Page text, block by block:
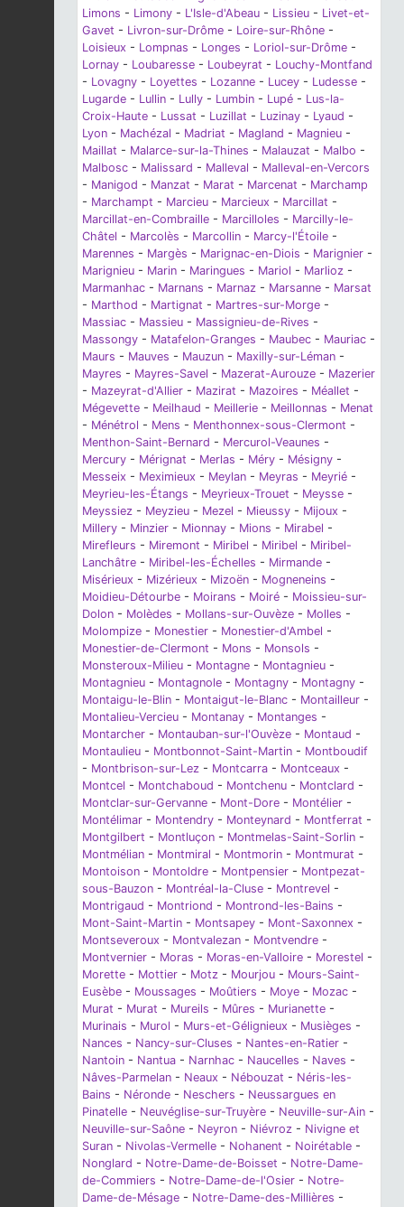
Limons - Limony - L'Isle-d'Abeau - Lissieu - Livet-et-
Gavet - Livron-sur-Drôme - Loire-sur-Rhône -
Loisieux - Lompnas - Longes - Loriol-sur-Drôme -
Lornay - Loubaresse - Loubeyrat - Louchy-Montfand
- Lovagny - Loyettes - Lozanne - Lucey - Ludesse -
Lugarde - Lullin - Lully - Lumbin - Lupé - Lus-la-
Croix-Haute - Lussat - Luzillat - Luzinay - Lyaud -
Lyon - Machézal - Madriat - Magland - Magnieu -
Maillat - Malarce-sur-la-Thines - Malauzat - Malbo -
Malbosc - Malissard - Malleval - Malleval-en-Vercors
- Manigod - Manzat - Marat - Marcenat - Marchamp
- Marchampt - Marcieu - Marcieux - Marcillat -
Marcillat-en-Combraille - Marcilloles - Marcilly-le-
Châtel - Marcolès - Marcollin - Marcy-l'Étoile -
Marennes - Margès - Marignac-en-Diois - Marignier -
Marignieu - Marin - Maringues - Mariol - Marlioz -
Marmanhac - Marnans - Marnaz - Marsanne - Marsat
- Marthod - Martignat - Martres-sur-Morge -
Massiac - Massieu - Massignieu-de-Rives -
Massongy - Matafelon-Granges - Maubec - Mauriac -
Maurs - Mauves - Mauzun - Maxilly-sur-Léman -
Mayres - Mayres-Savel - Mazerat-Aurouze - Mazerier
- Mazeyrat-d'Allier - Mazirat - Mazoires - Méallet -
Mégevette - Meilhaud - Meillerie - Meillonnas - Menat
- Ménétrol - Mens - Menthonnex-sous-Clermont -
Menthon-Saint-Bernard - Mercurol-Veaunes -
Mercury - Mérignat - Merlas - Méry - Mésigny -
Messeix - Meximieux - Meylan - Meyras - Meyrié -
Meyrieu-les-Étangs - Meyrieux-Trouet - Meysse -
Meyssiez - Meyzieu - Mezel - Mieussy - Mijoux -
Millery - Minzier - Mionnay - Mions - Mirabel -
Mirefleurs - Miremont - Miribel - Miribel - Miribel-
Lanchâtre - Miribel-les-Échelles - Mirmande -
Misérieux - Mizérieux - Mizoën - Mogneneins -
Moidieu-Détourbe - Moirans - Moiré - Moissieu-sur-
Dolon - Molèdes - Mollans-sur-Ouvèze - Molles -
Molompize - Monestier - Monestier-d'Ambel -
Monestier-de-Clermont - Mons - Monsols -
Monsteroux-Milieu - Montagne - Montagnieu -
Montagnieu - Montagnole - Montagny - Montagny -
Montaigu-le-Blin - Montaigut-le-Blanc - Montailleur -
Montalieu-Vercieu - Montanay - Montanges -
Montarcher - Montauban-sur-l'Ouvèze - Montaud -
Montaulieu - Montbonnot-Saint-Martin - Montboudif
- Montbrison-sur-Lez - Montcarra - Montceaux -
Montcel - Montchaboud - Montchenu - Montclard -
Montclar-sur-Gervanne - Mont-Dore - Montélier -
Montélimar - Montendry - Monteynard - Montferrat -
Montgilbert - Montluçon - Montmelas-Saint-Sorlin -
Montmélian - Montmiral - Montmorin - Montmurat -
Montoison - Montoldre - Montpensier - Montpezat-
sous-Bauzon - Montréal-la-Cluse - Montrevel -
Montrigaud - Montriond - Montrond-les-Bains -
Mont-Saint-Martin - Montsapey - Mont-Saxonnex -
Montseveroux - Montvalezan - Montvendre -
Montvernier - Moras - Moras-en-Valloire - Morestel -
Morette - Mottier - Motz - Mourjou - Mours-Saint-
Eusèbe - Moussages - Moûtiers - Moye - Mozac -
Murat - Murat - Mureils - Mûres - Murianette -
Murinais - Murol - Murs-et-Gélignieux - Musièges -
Nances - Nancy-sur-Cluses - Nantes-en-Ratier -
Nantoin - Nantua - Narnhac - Naucelles - Naves -
Nâves-Parmelan - Neaux - Nébouzat - Néris-les-
Bains - Néronde - Neschers - Neussargues en
Pinatelle - Neuvéglise-sur-Truyère - Neuville-sur-Ain -
Neuville-sur-Saône - Neyron - Niévroz - Nivigne et
Suran - Nivolas-Vermelle - Nohanent - Noirétable -
Nonglard - Notre-Dame-de-Boisset - Notre-Dame-
de-Commiers - Notre-Dame-de-l'Osier - Notre-
Dame-de-Mésage - Notre-Dame-des-Millières -